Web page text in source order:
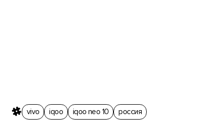
vivo iqoo iqoo neo 10 россия